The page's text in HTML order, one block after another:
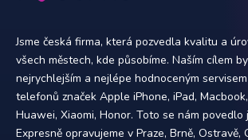
Jsme česká firma, která pozvedla kvalitu a
všech městech, kde působíme. Naším cílem
nejrychlejším a nejlépe hodnoceným
telefonů značek Apple iPhone, iPad,
Huawei, Xiaomi, Honor. Toto se nám povedlo
Expresně opravujeme v Praze, Brně, Ostravě,